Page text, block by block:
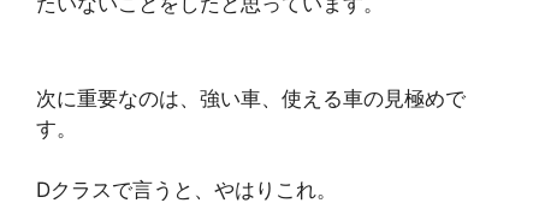
次に重要なのは、強い車、使える車の見極めで
す。
Dクラスで言うと、やはりこれ。